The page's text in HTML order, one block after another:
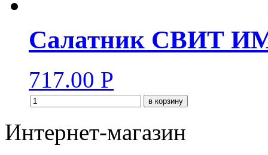
Салатник СВИТ
717.00 Р
в корзину
Интернет-магазин